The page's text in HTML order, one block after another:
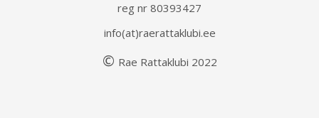
reg nr 80393427
info(at)raerattaklubi.ee
© Rae Rattaklubi 2022